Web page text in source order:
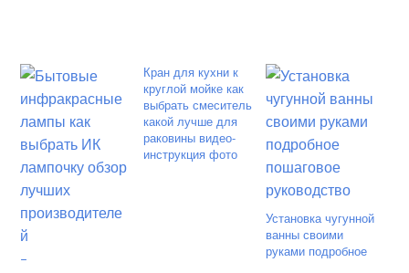
Бытовые
Кран для кухни к
круглой мойке как
выбрать смеситель
какой лучше для
раковины видео-
инструкция фото
Установка чугунной
ванны своими
руками подробное